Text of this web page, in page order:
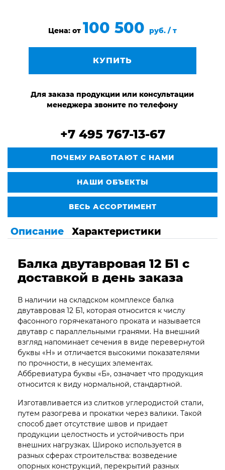
Цена: от 100 500 руб. / т
КУПИТЬ
Для заказа продукции или консультации
менеджера звоните по телефону
+7 495 767-13-67
ПОЧЕМУ РАБОТАЮТ С НАМИ
НАШИ ОБЪЕКТЫ
ВЕСЬ АССОРТИМЕНТ
Описание Характеристики
Балка двутавровая 12 Б1 с
доставкой в день заказа
В наличии на складском комплексе балка
двутавровая 12 Б1, которая относится к числу
фасонного горячекатаного проката и называется
двутавр с параллельными гранями. На внешний
взгляд напоминает сечения в виде перевернутой
буквы «Н» и отличается высокими показателями
по прочности, в несущих элементах.
Аббревиатура буквы «Б», означает что продукция
относится к виду нормальной, стандартной.
Изготавливается из слитков углеродистой стали,
путем разогрева и прокатки через валики. Такой
способ дает отсутствие швов и придает
продукции целостность и устойчивость при
внешних нагрузках. Широко используется в
разных сферах строительства: возведение
опорных конструкций, перекрытий разных